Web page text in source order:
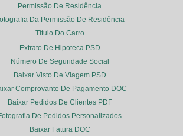
Permissão De Residência
Da Permissão De Residência
Título Do Carro
Extrato De Hipoteca PSD
Número De Seguridade Social
Baixar Visto De Viagem PSD
Comprovante De Pagamento DOC
Baixar Pedidos De Clientes PDF
De Pedidos Personalizados
Baixar Fatura DOC